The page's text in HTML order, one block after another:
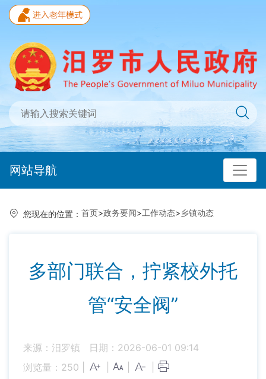
网站导航
您现在的位置： 首页>政务要闻>工作动态>乡镇动态
多部门联合，拧紧校外托
管“安全阀”
来源：汨罗镇
日期：2026-06-01 09:14
浏览量： 250